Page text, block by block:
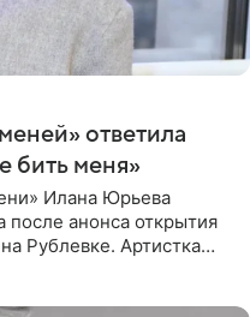
ответила
бить меня»
Илана Юрьева
после анонса открытия
Рублевке. Артистка